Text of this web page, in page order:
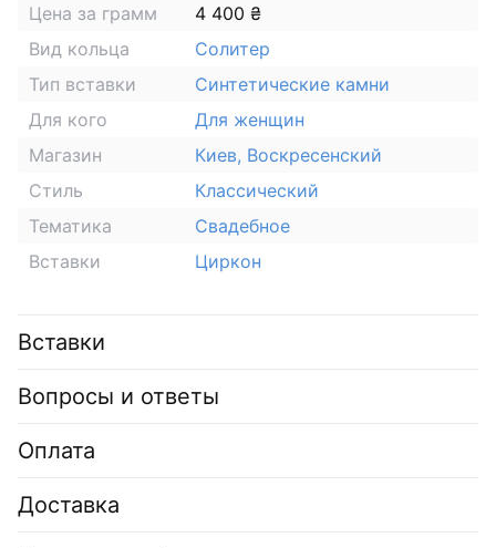
Цена за грамм
4 400 ₴
Вид кольца
Солитер
Тип вставки
Синтетические камни
Для кого
Для женщин
Магазин
Киев, Воскресенский
Стиль
Классический
Тематика
Свадебное
Вставки
Циркон
Вставки
Вопросы и ответы
Оплата
Доставка